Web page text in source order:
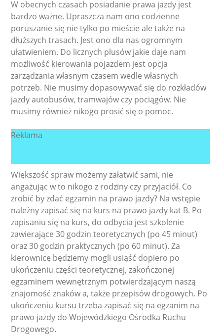
W obecnych czasach posiadanie prawa jazdy jest
bardzo ważne. Upraszcza nam ono codzienne
poruszanie się nie tylko po mieście ale także na
dłuższych trasach. Jest ono dla nas ogromnym
ułatwieniem. Do licznych plusów jakie daje nam
możliwość kierowania pojazdem jest opcja
zarządzania własnym czasem wedle własnych
potrzeb. Nie musimy dopasowywać się do rozkładów
jazdy autobusów, tramwajów czy pociągów. Nie
musimy również nikogo prosić się o pomoc.
Reklama
Większość spraw możemy załatwić sami, nie
angażując w to nikogo z rodziny czy przyjaciół. Co
zrobić by zdać egzamin na prawo jazdy? Na wstępie
należny zapisać się na kurs na prawo jazdy kat B. Po
zapisaniu się na kurs, do odbycia jest szkolenie
zawierające 30 godzin teoretycznych (po 45 minut)
oraz 30 godzin praktycznych (po 60 minut). Za
kierownicę będziemy mogli usiąść dopiero po
ukończeniu części teoretycznej, zakończonej
egzaminem wewnętrznym potwierdzającym naszą
znajomość znaków a, także przepisów drogowych. Po
ukończeniu kursu trzeba zapisać się na egzanim na
prawo jazdy do Wojewódzkiego Ośrodka Ruchu
Drogowego.